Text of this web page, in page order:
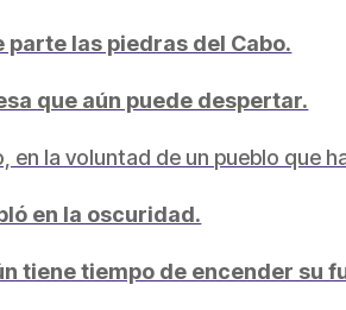
parte las piedras del Cabo.
que aún puede despertar.
en la voluntad de un pueblo que
en la oscuridad.
tiene tiempo de encender su